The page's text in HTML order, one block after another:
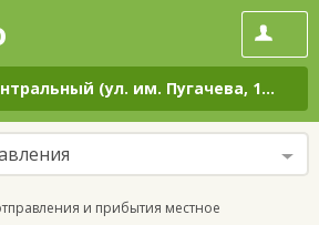
Саратов АВ Центральный (ул. им. Пугачева, 179 А)
и прибытия местное